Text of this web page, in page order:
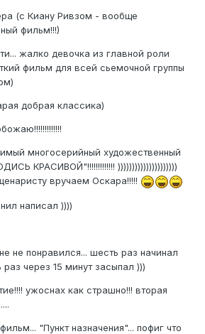
(с Киану Ривзом - вообще
фильм!!!)
жалко девочка из главной роли
фильм для всей сьемочной группы
добрая классика)
многосерийный художественный
КРАСИВОЙ"!!!!!!!!!!!!! )))))))))))))))))))))
вручаем Оскара!!!!!
написал ))))
не понравился... шесть раз начинал
через 15 минут засыпал )))
ужоснах как страшно!!! вторая
"Пункт назначения"... пофиг что